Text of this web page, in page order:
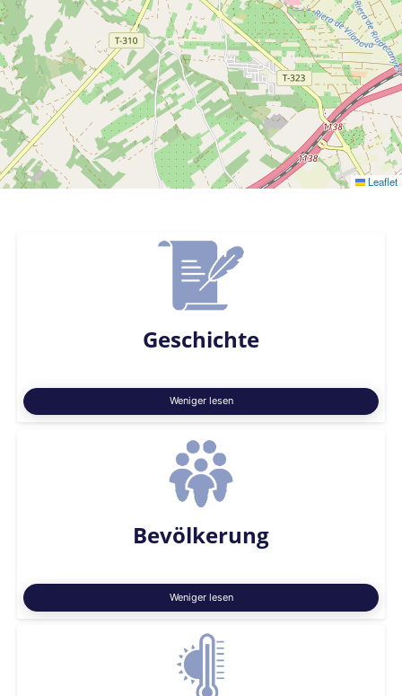
Leaflet
Geschichte
Weniger lesen
Bevölkerung
Weniger lesen